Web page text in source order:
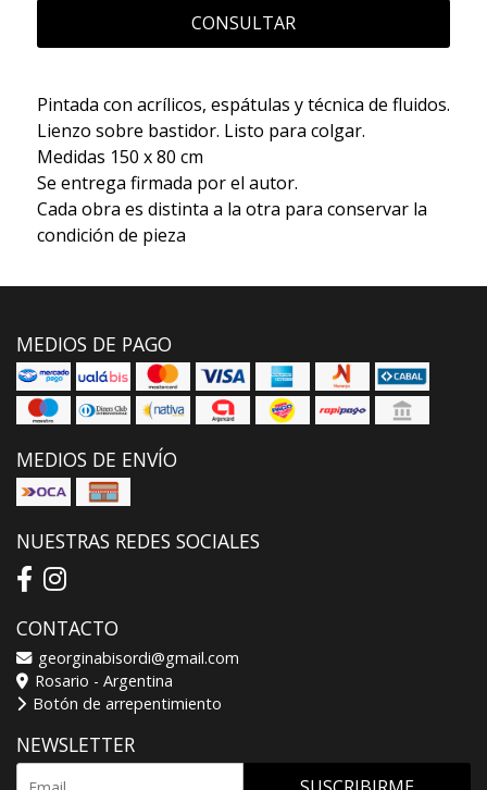
CONSULTAR
Pintada con acrílicos, espátulas y técnica de fluidos.
Lienzo sobre bastidor. Listo para colgar.
Medidas 150 x 80 cm
Se entrega firmada por el autor.
Cada obra es distinta a la otra para conservar la
condición de pieza
MEDIOS DE PAGO
MEDIOS DE ENVÍO
NUESTRAS REDES SOCIALES
CONTACTO
georginabisordi@gmail.com
Rosario - Argentina
Botón de arrepentimiento
NEWSLETTER